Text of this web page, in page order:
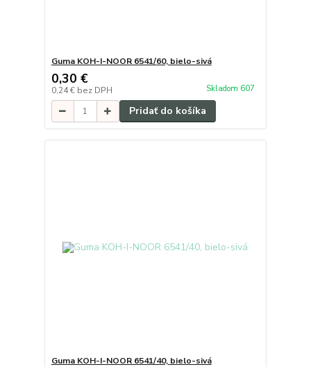
Guma KOH-I-NOOR 6541/60, bielo-sivá
0,30 €
0,24 € bez DPH Skladom 607
Pridať do košíka
Guma KOH-I-NOOR 6541/40, bielo-sivá